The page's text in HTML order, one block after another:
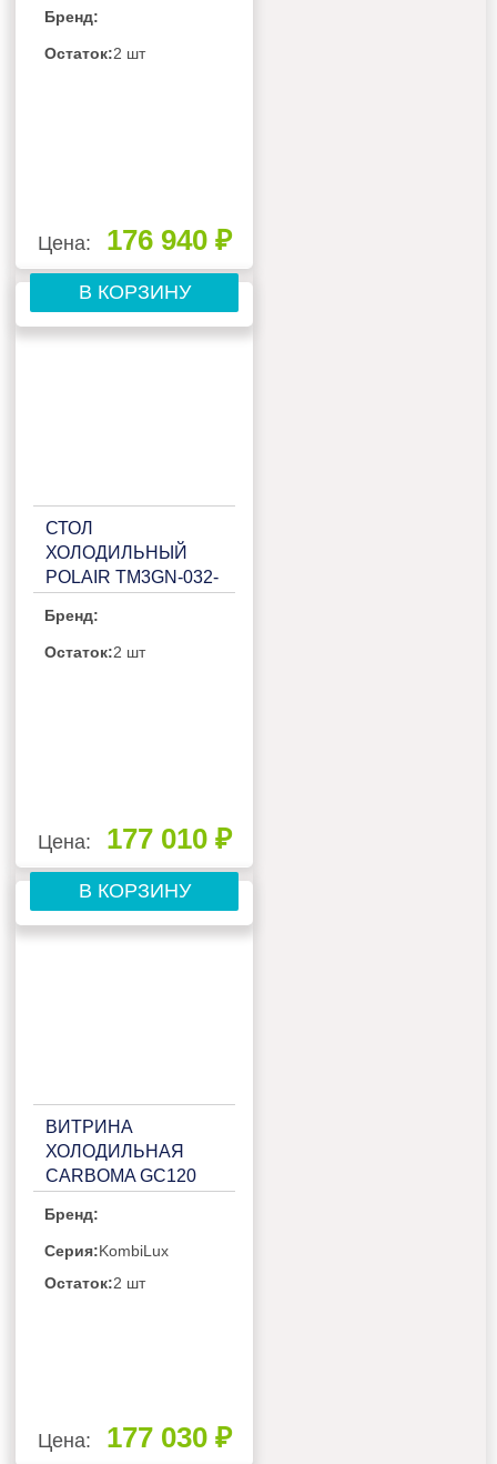
Бренд:
Остаток:2 шт
Цена: 176 940 ₽
В КОРЗИНУ
СТОЛ
ХОЛОДИЛЬНЫЙ
POLAIR TM3GN-032-
Бренд:
Остаток:2 шт
Цена: 177 010 ₽
В КОРЗИНУ
ВИТРИНА
ХОЛОДИЛЬНАЯ
CARBOMA GC120
(ДИНАМИКА)
(П0000006940.1039)
Бренд:
Серия:KombiLux
Остаток:2 шт
Цена: 177 030 ₽